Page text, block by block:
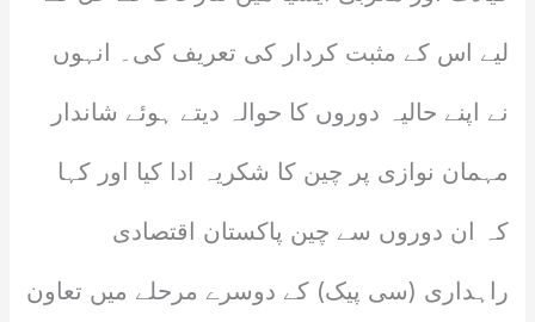
لیے اس کے مثبت کردار کی تعریف کی۔ انہوں
نے اپنے حالیہ دوروں کا حوالہ دیتے ہوئے شاندار
مہمان نوازی پر چین کا شکریہ ادا کیا اور کہا
کہ ان دوروں سے چین پاکستان اقتصادی
راہداری (سی پیک) کے دوسرے مرحلے میں تعاون